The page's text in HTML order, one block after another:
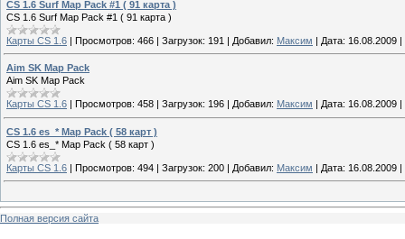
CS 1.6 Surf Map Pack #1 ( 91 карта )
CS 1.6 Surf Map Pack #1 ( 91 карта )
Карты CS 1.6 | Просмотров: 466 | Загрузок: 191 | Добавил: Максим | Дата: 16.08.2009 |
Aim SK Map Pack
Aim SK Map Pack
Карты CS 1.6 Просмотров: 458 Загрузок: 196 Добавил: Максим Дата: 16.08.2009
CS 1.6 es_* Map Pack ( 58 карт )
CS 1.6 es_* Map Pack ( 58 карт )
Карты CS 1.6 | Просмотров: 494 | Загрузок: 200 | Добавил: Максим | Дата: 16.08.2009 |
Полная версия сайта